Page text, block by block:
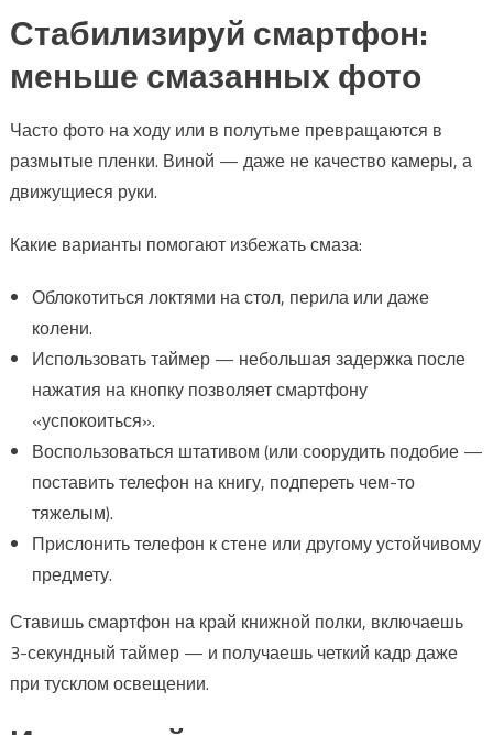
Стабилизируй смартфон:
меньше смазанных фото
Часто фото на ходу или в полутьме превращаются в
размытые пленки. Виной — даже не качество камеры, а
движущиеся руки.
Какие варианты помогают избежать смаза:
Облокотиться локтями на стол, перила или даже
колени.
Использовать таймер — небольшая задержка после
нажатия на кнопку позволяет смартфону
«успокоиться».
Воспользоваться штативом (или соорудить подобие —
поставить телефон на книгу, подпереть чем-то
тяжелым).
Прислонить телефон к стене или другому устойчивому
предмету.
Ставишь смартфон на край книжной полки, включаешь
3-секундный таймер — и получаешь четкий кадр даже
при тусклом освещении.